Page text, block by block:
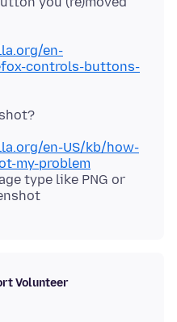
en-
controls-buttons-
en-US/kb/how-
my-problem
type like PNG or
Volunteer